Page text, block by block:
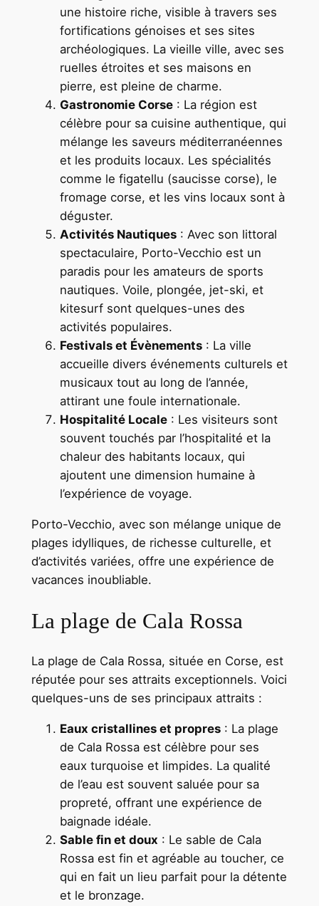
une histoire riche, visible à travers ses
fortifications génoises et ses sites
archéologiques. La vieille ville, avec ses
ruelles étroites et ses maisons en
pierre, est pleine de charme.
Gastronomie Corse: La région est
célèbre pour sa cuisine authentique, qui
mélange les saveurs méditerranéennes
et les produits locaux. Les spécialités
comme le figatellu (saucisse corse), le
fromage corse, et les vins locaux sont à
déguster.
Activités Nautiques: Avec son littoral
spectaculaire, Porto-Vecchio est un
paradis pour les amateurs de sports
nautiques. Voile, plongée, jet-ski, et
kitesurf sont quelques-unes des
activités populaires.
Festivals et Évènements: La ville
accueille divers événements culturels et
musicaux tout au long de l’année,
attirant une foule internationale.
Hospitalité Locale: Les visiteurs sont
souvent touchés par l’hospitalité et la
chaleur des habitants locaux, qui
ajoutent une dimension humaine à
l’expérience de voyage.
Porto-Vecchio, avec son mélange unique de
plages idylliques, de richesse culturelle, et
d’activités variées, offre une expérience de
vacances inoubliable.
La plage de Cala Rossa
La plage de Cala Rossa, située en Corse, est
réputée pour ses attraits exceptionnels. Voici
quelques-uns de ses principaux attraits :
Eaux cristallines et propres: La plage
de Cala Rossa est célèbre pour ses
eaux turquoise et limpides. La qualité
de l’eau est souvent saluée pour sa
propreté, offrant une expérience de
baignade idéale.
Sable fin et doux : Le sable de Cala
Rossa est fin et agréable au toucher, ce
qui en fait un lieu parfait pour la détente
et le bronzage.